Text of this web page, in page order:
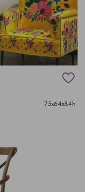
75x64x84h